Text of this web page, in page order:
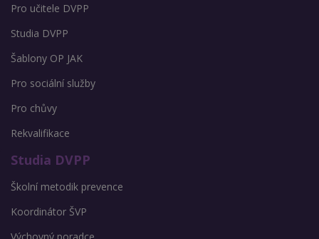
Pro učitele DVPP
Studia DVPP
Šablony OP JAK
Pro sociální služby
Pro chůvy
Rekvalifikace
Studia DVPP
Školní metodik prevence
Koordinátor ŠVP